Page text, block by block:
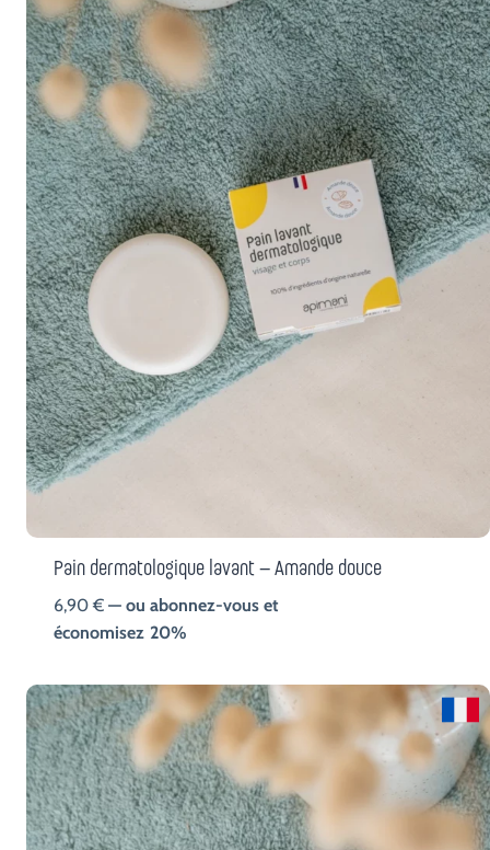
Pain dermatologique lavant – Amande douce
6,90€ —ou abonnez-vous et
économisez 20%